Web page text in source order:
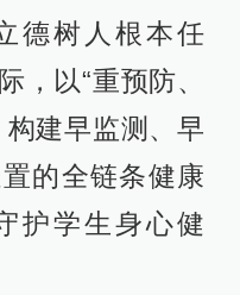
德树人根本任
，以“重预防、
建早监测、早
的全链条健康
护学生身心健